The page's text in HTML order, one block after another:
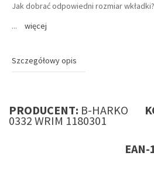
Jak dobrać odpowiedni rozmiar wkładki?
...
więcej
Szczegółowy opis
PRODUCENT: B-HARKO
0332 WRIM 1180301
EAN-